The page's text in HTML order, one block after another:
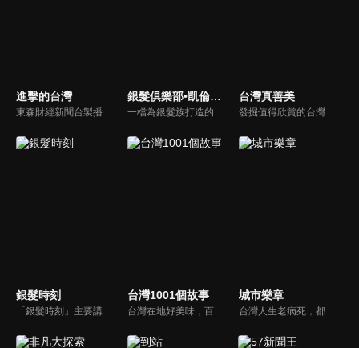
進擊的台灣
東森財經新聞台製播的優質新聞深度報導節目，要為觀眾介紹台灣這片土地上各種平凡人的不平凡人生，製作單位踏遍寶島各個角落，為您訴說台灣在地的好故事！
銀髮俱樂部•凱倫直播間
一檔為銀髮族打造的生命紀實節目，分為三大單元：《銀髮笑談人生》透過深入訪談，聽見長輩們奮鬥一生的智慧與養生之道。《倫我陪伴你》以手機紀錄我與母親在病榻前的真情互動；《花絮篇》則記錄我病後重生的點滴過程，是獻給生命最真誠的禮物。如果讓您看得意猶未盡，那正是我們製作團隊最深的心願。
台灣真善美
發掘值得欣賞的台灣社會人文自然議題，強調「大地情真，人心意善，自然唯美」；從默默行善或是為環保付出等人物故事、平民創業成功歷程到發掘台灣優美生態等善念議題，用鏡頭紀錄最珍貴的台灣之美。
銀髮時刻
「銀髮時刻」主要講述臺灣銀髮族協會各分會之成立歷史，並介紹各分會之部門組成，以及訪問銀髮族各分會的重要核心人物，去瞭解這些人物背後所致力於推動的正向理念。希望透過本節目的介紹，讓銀髮長者可以透過協會這個平臺，追求樂活的銀髮人生。
台灣1001個故事
台灣在地好美味，百年老店街頭小吃、宅配美食，美味關鍵其來有自，新鮮的食材、天然的佐料、外加動人的人生故事調味妝點，才成就出一道道難以忘懷的幸福美味，台灣1001個故事，說不完的故事，慢慢說給你聽！
城市樂章
台灣人生老病死，都跟衛生所息息相關，而在偏鄉地方，衛生所的存在就更是重要。在臺中市大肚區，共有5萬6千人，衛生所裡的5名護理師，就是所有居民的健康守門員，不僅要負責他們的看診、預防針接種，藉由日常的公衛業務、進而發現家庭問題，及時伸出援手，也是他們的重要使命。